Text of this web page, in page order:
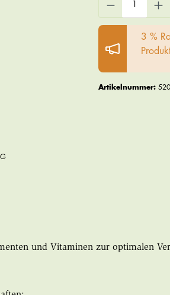
3 %
Artikelnummer:
und Vitaminen zur optimalen